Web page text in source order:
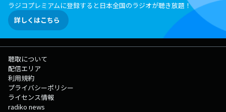
ラジコプレミアムに登録すると日本全国のラジオが聴き放題！
詳しくはこちら
聴取について
配信エリア
利用規約
プライバシーポリシー
ライセンス情報
radiko news